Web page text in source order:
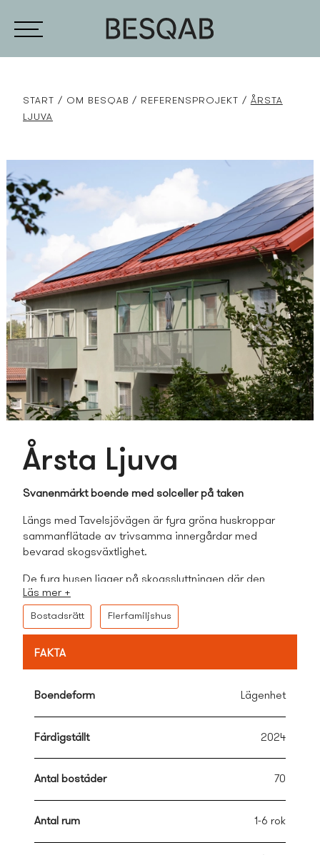
START OM BESQAB REFERENSPROJEKT
ÅRSTA
LJUVA
Årsta Ljuva
Svanenmärkt boende med solceller på taken
Längs med Tavelsjövägen är fyra gröna huskroppar
samman­flätade av trivsamma innergårdar med
bevarad skogsväxtlighet.
De fyra husen ligger på skogssluttningen där den
kringliggande naturen bevaras. Bostäderna var flexibelt
utformade för att passa alla livets skeden. Alla
bostäder har en egen balkong eller uteplats mot gård
etagelägenhet med trappa upp till 17 kvm avskilt
working.
Läs mer +
Bostads­rätt Flerfamiljshus
FAKTA
Boendeform Lägenhet
Färdigställt 2024
Antal bostäder 70
Antal rum 1-6 rok